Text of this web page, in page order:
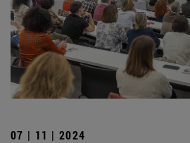
07 | 11 | 2024